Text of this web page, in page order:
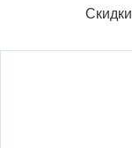
Скидки